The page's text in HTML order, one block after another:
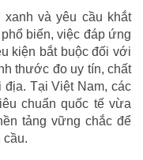
và yêu cầu khắt
biến, việc đáp ứng
kiện bắt buộc đối với
thước đo uy tín, chất
Tại Việt Nam, các
chuẩn quốc tế vừa
tảng vững chắc để
cầu.